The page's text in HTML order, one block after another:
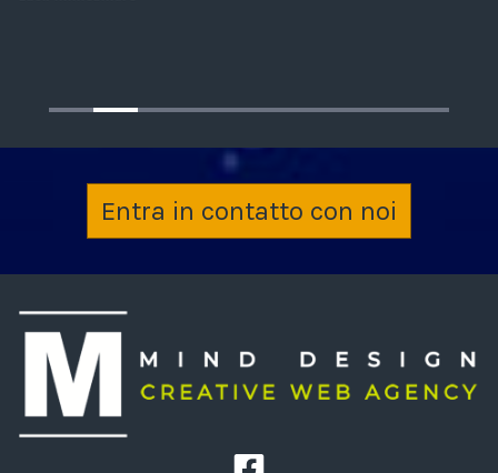
Entra in contatto con noi